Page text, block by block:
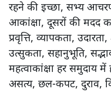
रहने की इच्छा, सभ्य
आकांक्षा, दूसरों की मदद
प्रवृत्ति, व्यापकता,
उत्सुकता, सहानुभूति,
महत्वाकांक्षा हर समुदाय
असत्य, छल-कपट, दुराव,